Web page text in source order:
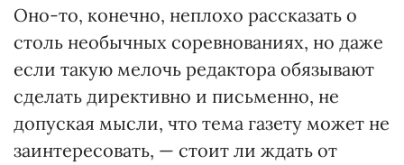
Оно-то, конечно, неплохо рассказать о
столь необычных соревнованиях, но даже
если такую мелочь редактора обязывают
сделать директивно и письменно, не
допуская мысли, что тема газету может не
заинтересовать, — стоит ли ждать от